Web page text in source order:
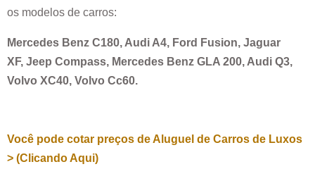
os modelos de carros:
Mercedes Benz C180, Audi A4, Ford Fusion, Jaguar
XF, Jeep Compass, Mercedes Benz GLA 200, Audi Q3,
Volvo XC40, Volvo Cc60.
Você pode cotar preços de Aluguel de Carros de Luxos
> (Clicando Aqui)